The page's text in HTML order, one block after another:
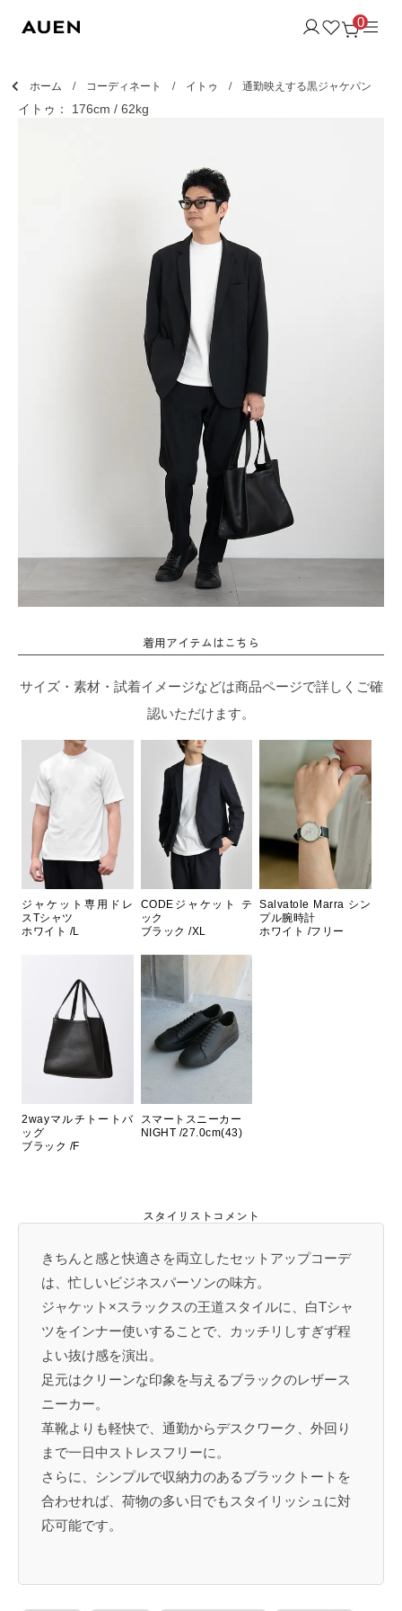
0
ホーム コーディネート イトゥ 通勤映えする黒ジャケパン
イトゥ： 176cm / 62kg
着用アイテムはこちら
サイズ・素材・試着イメージなどは商品ページで詳しくご確
認いただけます。
ジャケット専用ドレ
スTシャツ
ホワイト /L
CODEジャケット テ
ック
ブラック /XL
Salvatole Marra シン
プル腕時計
ホワイト /フリー
2wayマルチトートバ
ッグ
ブラック /F
スマートスニーカー
NIGHT /27.0cm(43)
スタイリストコメント
きちんと感と快適さを両立したセットアップコーデ
は、忙しいビジネスパーソンの味方。
ジャケット×スラックスの王道スタイルに、白Tシャ
ツをインナー使いすることで、カッチリしすぎず程
よい抜け感を演出。
足元はクリーンな印象を与えるブラックのレザース
ニーカー。
革靴よりも軽快で、通勤からデスクワーク、外回り
まで一日中ストレスフリーに。
さらに、シンプルで収納力のあるブラックトートを
合わせれば、荷物の多い日でもスタイリッシュに対
応可能です。